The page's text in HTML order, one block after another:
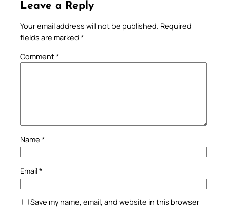
Leave a Reply
Your email address will not be published. Required
fields are marked *
Comment*
Name *
Email*
Save my name, email, and website in this browser